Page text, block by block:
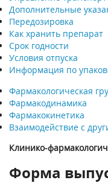
Дополнительные
Передозировка
Как хранить препарат
Срок годности
Условия отпуска
Информация по
Фармакологическая
Фармакодинамика
Фармакокинетика
Взаимодействие с
Клинико-
Форма